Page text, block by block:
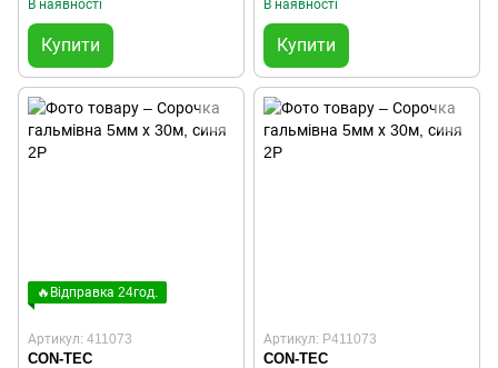
В наявності
Купити
В наявності
Купити
🔥Відправка 24год.
Артикул: 411073
CON-TEC
Артикул: P411073
CON-TEC